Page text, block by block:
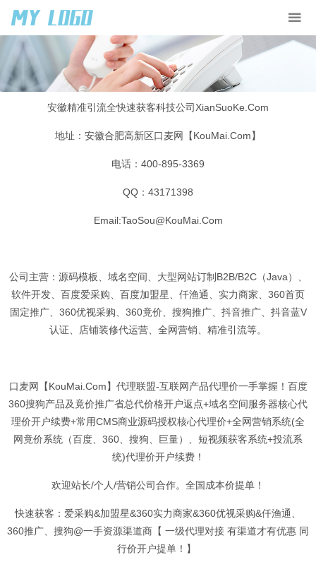
安徽精准引流全快速获客科技公司 XianSuoKe.Com
地址：安徽合肥高新区口麦网【KouMai.Com】
电话：400-895-3369
QQ：43171398
Email:TaoSou@KouMai.Com
公司 主营： 源码模板 、域名空间 、大型网站订制B2B/B2C（Java）、
软件开发 百度爱采购、 百度加盟星、仟渔通、实力商家、360首页
固定推广、360优视采购、360竟价、搜狗推广、抖音推广、抖音蓝V
认证、店铺装修代运营、 全网营销、 精准引流等。
口麦网【KouMai.Com】 代理联盟-互联网产品代理价一手掌握！ 百度
360搜狗产品及竟价推广省总代价格开户返点+域名空间服务器核心代
理价开户续费+常用CMS商业源码授权核心代理价+全网营销系统(全
网竟价系统（百度、360、搜狗、巨量）、短视频获客系统+投流系
统)代理价开户续费！
欢迎站长/个人/营销公司合作。全国成本价提单！
快速获客 ：爱采购&加盟星&360实力商家&360优视采购&仟渔通、
360推广、搜狗@一手资源渠道商【 一级代理对接 有渠道才有优惠 同
行价开户提单！】